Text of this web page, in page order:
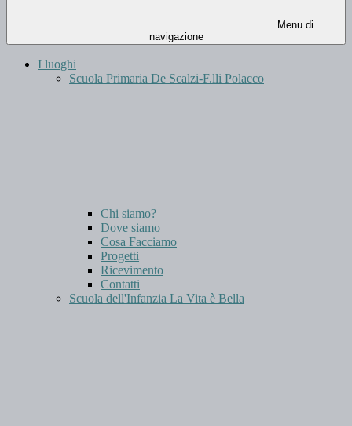
Menu di
navigazione
I luoghi
Scuola Primaria De Scalzi-F.lli Polacco
Chi siamo?
Dove siamo
Cosa Facciamo
Progetti
Ricevimento
Contatti
Scuola dell'Infanzia La Vita è Bella